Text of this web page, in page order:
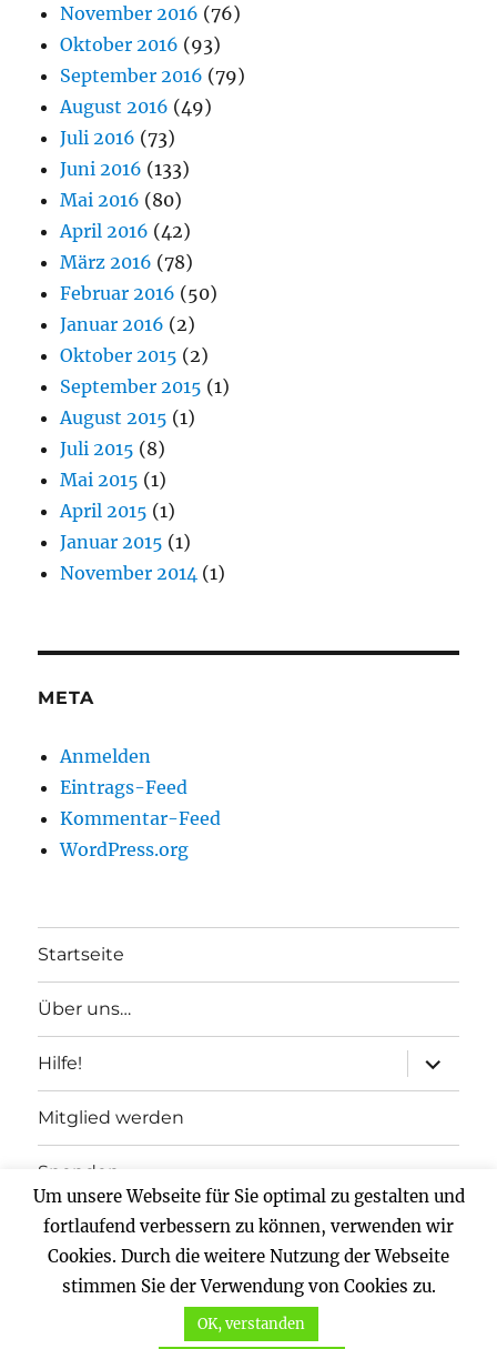
November 2016 (76)
Oktober 2016 (93)
September 2016 (79)
August 2016 (49)
Juli 2016 (73)
Juni 2016 (133)
Mai 2016 (80)
April 2016 (42)
März 2016 (78)
Februar 2016 (50)
Januar 2016 (2)
Oktober 2015 (2)
September 2015 (1)
August 2015 (1)
Juli 2015 (8)
Mai 2015 (1)
April 2015 (1)
Januar 2015 (1)
November 2014 (1)
META
Anmelden
Eintrags-Feed
Kommentar-Feed
WordPress.org
Startseite
Über uns…
Hilfe!
anzeigen
Mitglied werden
Spenden
Impressum
Datenschutz
Um unsere Webseite für Sie optimal zu gestalten und
fortlaufend verbessern zu können, verwenden wir
Cookies. Durch die weitere Nutzung der Webseite
stimmen Sie der Verwendung von Cookies zu.
OK, verstanden